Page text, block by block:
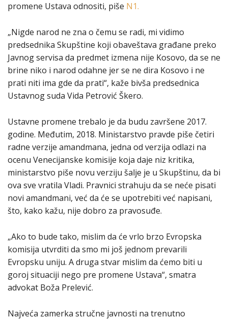
promene Ustava odnositi, piše N1.
„Nigde narod ne zna o čemu se radi, mi vidimo
predsednika Skupštine koji obaveštava građane preko
Javnog servisa da predmet izmena nije Kosovo, da se ne
brine niko i narod odahne jer se ne dira Kosovo i ne
prati niti ima gde da prati“, kaže bivša predsednica
Ustavnog suda Vida Petrović Škero.
Ustavne promene trebalo je da budu završene 2017.
godine. Međutim, 2018. Ministarstvo pravde piše četiri
radne verzije amandmana, jedna od verzija odlazi na
ocenu Venecijanske komisije koja daje niz kritika,
ministarstvo piše novu verziju šalje je u Skupštinu, da bi
ova sve vratila Vladi. Pravnici strahuju da se neće pisati
novi amandmani, već da će se upotrebiti već napisani,
što, kako kažu, nije dobro za pravosuđe.
„Ako to bude tako, mislim da će vrlo brzo Evropska
komisija utvrditi da smo mi još jednom prevarili
Evropsku uniju. A druga stvar mislim da ćemo biti u
goroj situaciji nego pre promene Ustava“, smatra
advokat Boža Prelević.
Najveća zamerka stručne javnosti na trenutno